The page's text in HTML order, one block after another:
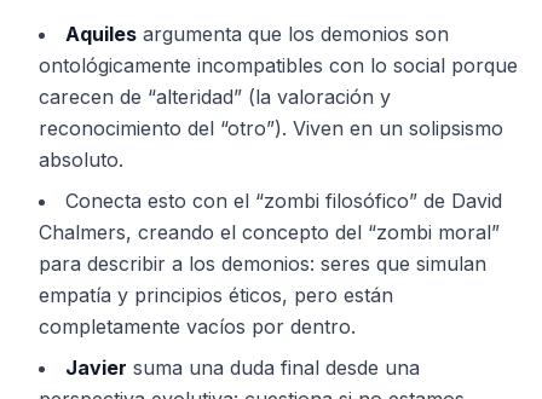
Aquiles argumenta que los demonios son
ontológicamente incompatibles con lo social porque
carecen de “alteridad” (la valoración y
reconocimiento del “otro”). Viven en un solipsismo
absoluto.
Conecta esto con el “zombi filosófico” de David
Chalmers, creando el concepto del “zombi moral”
para describir a los demonios: seres que simulan
empatía y principios éticos, pero están
completamente vacíos por dentro.
Javier suma una duda final desde una